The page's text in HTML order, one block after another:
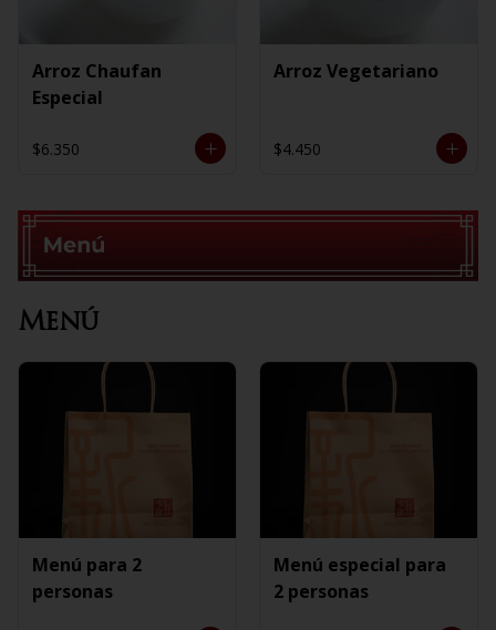
Arroz Chaufan
Especial
$6.350
Arroz Vegetariano
$4.450
Menú
Menú para 2
personas
Menú especial para
2 personas